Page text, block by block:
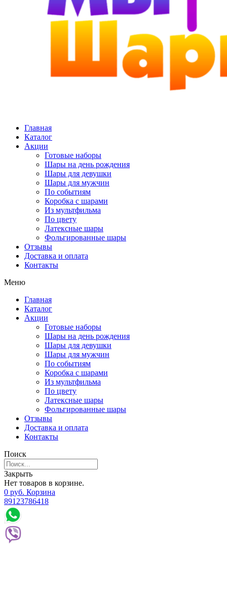
Главная
Каталог
Акции
Готовые наборы
Шары на день рождения
Шары для девушки
Шары для мужчин
По событиям
Коробка с шарами
Из мультфильма
По цвету
Латексные шары
Фольгированные шары
Отзывы
Доставка и оплата
Контакты
Меню
Главная
Каталог
Акции
Готовые наборы
Шары на день рождения
Шары для девушки
Шары для мужчин
По событиям
Коробка с шарами
Из мультфильма
По цвету
Латексные шары
Фольгированные шары
Отзывы
Доставка и оплата
Контакты
Поиск
Закрыть
Нет товаров в корзине.
0 руб. Корзина
89123786418